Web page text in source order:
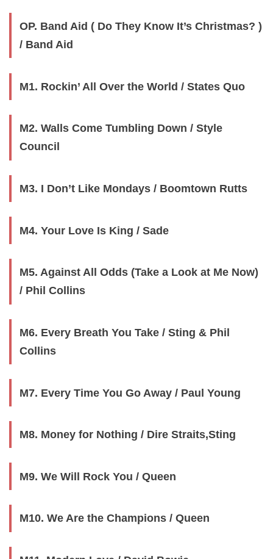
OP. Band Aid ( Do They Know It’s Christmas? )
/ Band Aid
M1. Rockin’ All Over the World / States Quo
M2. Walls Come Tumbling Down / Style
Council
M3. I Don’t Like Mondays / Boomtown Rutts
M4. Your Love Is King / Sade
M5. Against All Odds (Take a Look at Me Now)
/ Phil Collins
M6. Every Breath You Take / Sting & Phil
Collins
M7. Every Time You Go Away / Paul Young
M8. Money for Nothing / Dire Straits,Sting
M9. We Will Rock You / Queen
M10. We Are the Champions / Queen